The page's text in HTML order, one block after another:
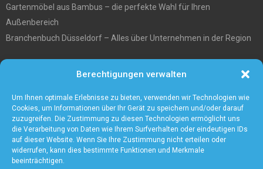
Berechtigungen verwalten
Um Ihnen optimale Erlebnisse zu bieten, verwenden wir Technologien wie
Cookies, um Informationen über Ihr Gerät zu speichern und/oder darauf
zuzugreifen. Die Zustimmung zu diesen Technologien ermöglicht uns
die Verarbeitung von Daten wie Ihrem Surfverhalten oder eindeutigen IDs
auf dieser Website. Wenn Sie Ihre Zustimmung nicht erteilen oder
widerrufen, kann dies bestimmte Funktionen und Merkmale
beeinträchtigen.
Gartenmöbel aus Bambus – die perfekte Wahl für Ihren
Außenbereich
Branchenbuch Düsseldorf – Alles über Unternehmen in der Region
Die beste Akku-Kettensäge im Test
5 Gründe warum Sie sich für eine Zaunanlage entscheiden sollten